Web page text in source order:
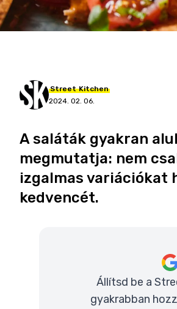
Street Kitchen
2024. 02. 06.
A saláták gyakran
megmutatja: nem
izgalmas variációkat
kedvencét.
Állítsd be a
gyakrabban